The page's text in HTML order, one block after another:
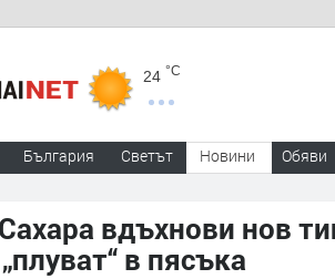
24 °C
България Светът Новини Обяви
вдъхнови нов
в пясъка